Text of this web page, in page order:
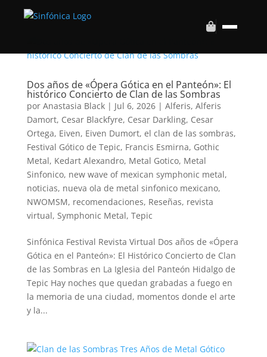
Dos años de «Ópera Gótica en el Panteón»: El
histórico Concierto de Clan de las Sombras
por Anastasia Black| Jul 6, 2026| Alferis, Alferis
Damort, Cesar Blackfyre, Cesar Darkling, Cesar
Ortega, Eiven, Eiven Dumort, el clan de las sombras,
Festival Gótico de Tepic, Francis Esmirna, Gothic
Metal, Kedart Alexandro, Metal Gotico, Metal
Sinfonico, new wave of mexican symphonic metal,
noticias, nueva ola de metal sinfonico mexicano,
NWOMSM, recomendaciones, Reseñas, revista
virtual, Symphonic Metal, Tepic
Sinfónica Festival Revista Virtual Dos años de «Ópera
Gótica en el Panteón»: El Histórico Concierto de Clan
de las Sombras en La Iglesia del Panteón Hidalgo de
Tepic Hay noches que quedan grabadas a fuego en
la memoria de una ciudad, momentos donde el arte
y la...